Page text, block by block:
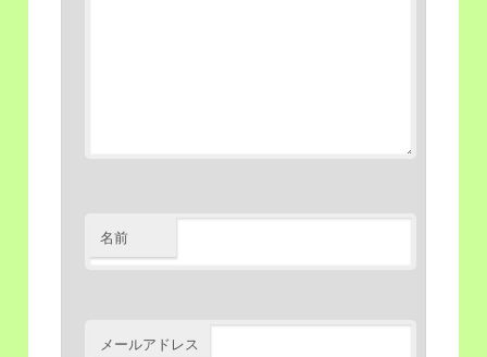
名前
メールアドレス